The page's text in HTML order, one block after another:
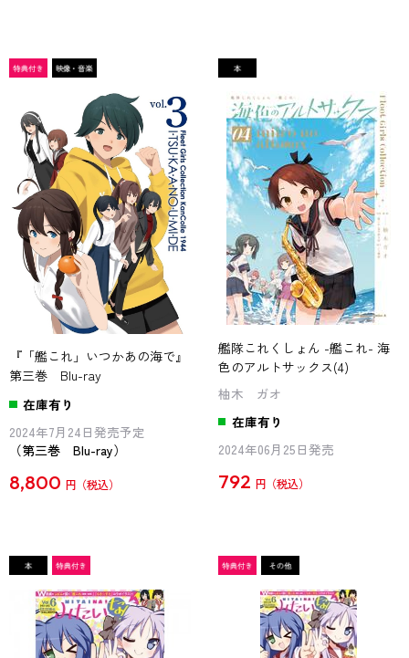
『「艦これ」いつかあの海で』
第三巻 Blu-ray
在庫有り
2024年7月24日発売予定
（第三巻 Blu-ray）
8,800 円
艦隊これくしょん -艦これ- 海
色のアルトサックス(4)
柚木 ガオ
在庫有り
2024年06月25日発売
792 円